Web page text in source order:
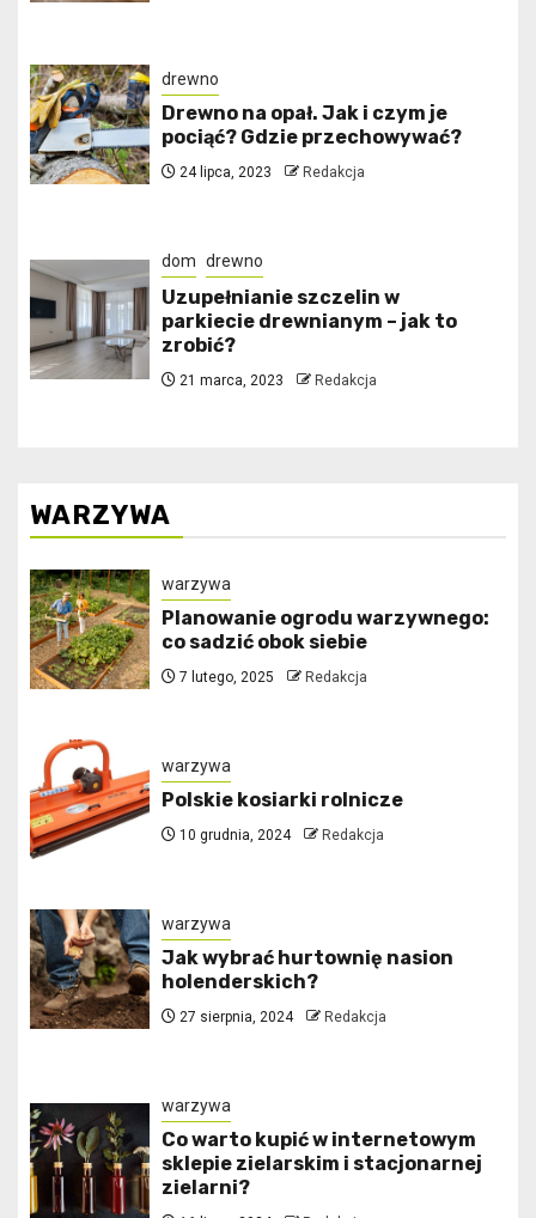
drewno
Drewno na opał. Jak i czym je
pociąć? Gdzie przechowywać?
24 lipca, 2023 Redakcja
dom drewno
Uzupełnianie szczelin w
parkiecie drewnianym – jak to
zrobić?
21 marca, 2023 Redakcja
WARZYWA
warzywa
Planowanie ogrodu warzywnego:
co sadzić obok siebie
7 lutego, 2025 Redakcja
warzywa
Polskie kosiarki rolnicze
10 grudnia, 2024 Redakcja
warzywa
Jak wybrać hurtownię nasion
holenderskich?
27 sierpnia, 2024 Redakcja
warzywa
Co warto kupić w internetowym
sklepie zielarskim i stacjonarnej
zielarni?